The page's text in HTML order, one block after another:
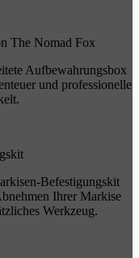
The Nomad Fox
Aufbewahrungsbox
und professionelle
Befestigungskit
Ihrer Markise
Werkzeug.